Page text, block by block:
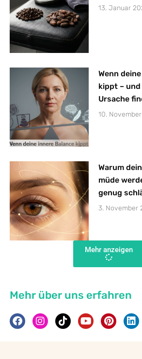
13. Januar
Wenn
kippt –
Ursache
10.
Warum
müde
genug
3. November
Mehr anzeigen
Mehr über uns erfahren